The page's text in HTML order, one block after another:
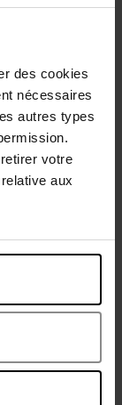
des cookies
nécessaires
autres types
votre
aux